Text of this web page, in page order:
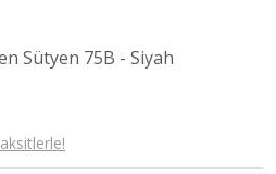
Sütyen 75B - Siyah